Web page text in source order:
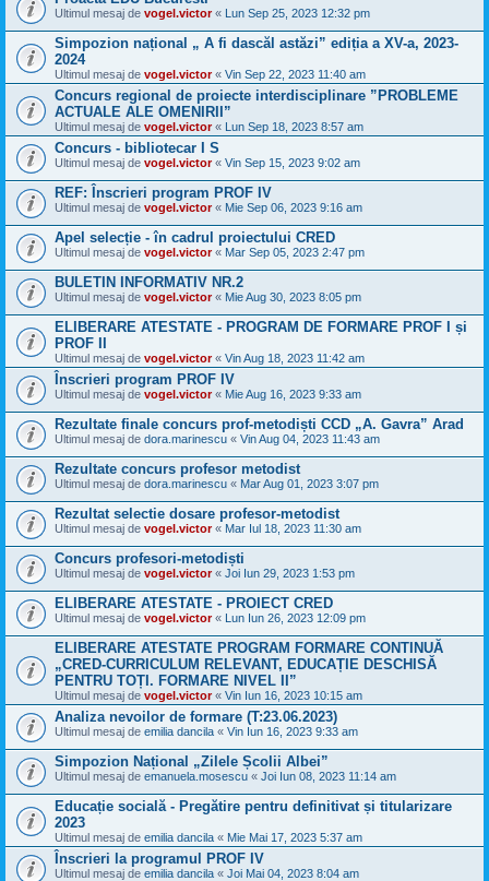
Ultimul mesaj de vogel.victor« Lun Sep 25, 2023 12:32 pm
Simpozion național „ A fi dascăl astăzi” ediția a XV-a, 2023-
2024
Ultimul mesaj de vogel.victor« Vin Sep 22, 2023 11:40 am
Concurs regional de proiecte interdisciplinare ”PROBLEME
ACTUALE ALE OMENIRII”
Ultimul mesaj de vogel.victor« Lun Sep 18, 2023 8:57 am
Concurs - bibliotecar I S
Ultimul mesaj de vogel.victor« Vin Sep 15, 2023 9:02 am
REF: Înscrieri program PROF IV
Ultimul mesaj de vogel.victor« Mie Sep 06, 2023 9:16 am
Apel selecție - în cadrul proiectului CRED
Ultimul mesaj de vogel.victor« Mar Sep 05, 2023 2:47 pm
BULETIN INFORMATIV NR.2
Ultimul mesaj de vogel.victor« Mie Aug 30, 2023 8:05 pm
ELIBERARE ATESTATE - PROGRAM DE FORMARE PROF I și
PROF II
Ultimul mesaj de vogel.victor« Vin Aug 18, 2023 11:42 am
Înscrieri program PROF IV
Ultimul mesaj de vogel.victor« Mie Aug 16, 2023 9:33 am
Rezultate finale concurs prof-metodiști CCD „A. Gavra” Arad
Ultimul mesaj de dora.marinescu « Vin Aug 04, 2023 11:43 am
Rezultate concurs profesor metodist
Ultimul mesaj de dora.marinescu « Mar Aug 01, 2023 3:07 pm
Rezultat selectie dosare profesor-metodist
Ultimul mesaj de vogel.victor« Mar Iul 18, 2023 11:30 am
Concurs profesori-metodiști
Ultimul mesaj de vogel.victor« Joi Iun 29, 2023 1:53 pm
ELIBERARE ATESTATE - PROIECT CRED
Ultimul mesaj de vogel.victor« Lun Iun 26, 2023 12:09 pm
ELIBERARE ATESTATE PROGRAM FORMARE CONTINUĂ
„CRED-CURRICULUM RELEVANT, EDUCAȚIE DESCHISĂ
PENTRU TOȚI. FORMARE NIVEL II”
Ultimul mesaj de vogel.victor« Vin Iun 16, 2023 10:15 am
Analiza nevoilor de formare (T:23.06.2023)
Ultimul mesaj de emilia dancila « Vin Iun 16, 2023 9:33 am
Simpozion Național „Zilele Școlii Albei”
Ultimul mesaj de emanuela.mosescu « Joi Iun 08, 2023 11:14 am
Educație socială - Pregătire pentru definitivat și titularizare
2023
Ultimul mesaj de emilia dancila « Mie Mai 17, 2023 5:37 am
Înscrieri la programul PROF IV
Ultimul mesaj de emilia dancila « Joi Mai 04, 2023 8:04 am